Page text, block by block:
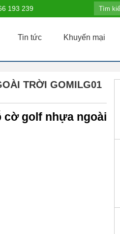
193 239
Tin tức Khuyến mại
TRỜI GOMILG01
cờ golf nhựa ngoài